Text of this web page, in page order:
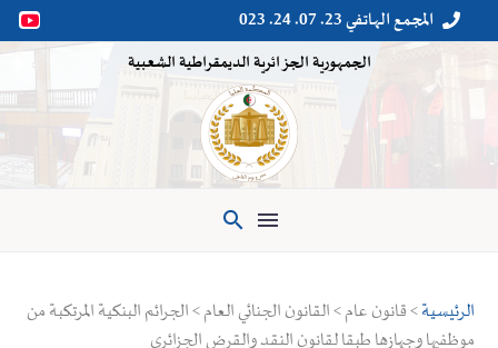

 المجمع الهاتفي 23. 07. 24. 023
الجمهورية الجزائرية الديمقراطية الشعبية

الرئيسية> قانون عام > القانون الجنائي العام > الجرائم البنكية المرتكبة من
موظفيها وجهازها طبقا لقانون النقد والقرض الجزائري